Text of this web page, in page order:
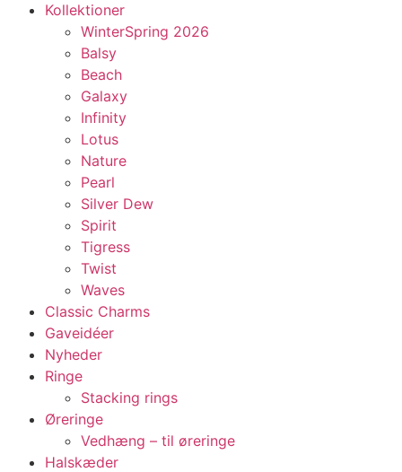
Kollektioner
WinterSpring 2026
Balsy
Beach
Galaxy
Infinity
Lotus
Nature
Pearl
Silver Dew
Spirit
Tigress
Twist
Waves
Classic Charms
Gaveidéer
Nyheder
Ringe
Stacking rings
Øreringe
Vedhæng – til øreringe
Halskæder